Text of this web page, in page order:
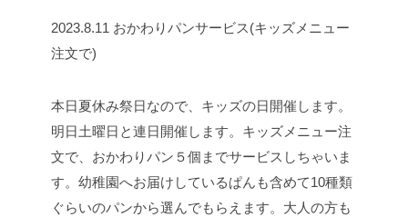
2023.8.11 おかわりパンサービス(キッズメニュー
注文で)
本日夏休み祭日なので、キッズの日開催します。
明日土曜日と連日開催します。 キッズメニュー注
文で、おかわりパン５個までサービスしちゃいま
す。幼稚園へお届けしているぱんも含めて10種類
ぐらいのパンから選んでもらえます。 大人の方も